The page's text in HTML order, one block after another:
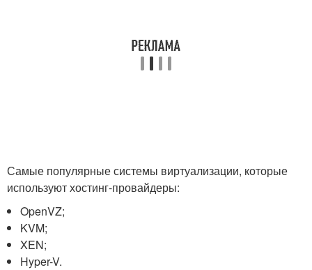
Самые популярные системы виртуализации, которые
используют хостинг-провайдеры:
OpenVZ;
KVM;
XEN;
Hyper-V.